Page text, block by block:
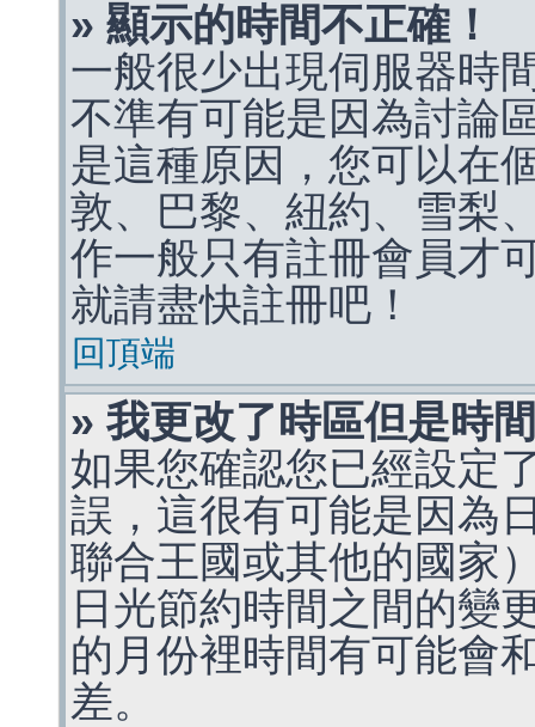
» 顯示的時間不正確！
一般很少出現伺服器時
不準有可能是因為討論
是這種原因，您可以在
敦、巴黎、紐約、雪梨
作一般只有註冊會員才
就請盡快註冊吧！
回頂端
» 我更改了時區但是時
如果您確認您已經設定
誤，這很有可能是因為
聯合王國或其他的國家
日光節約時間之間的變
的月份裡時間有可能會
差。